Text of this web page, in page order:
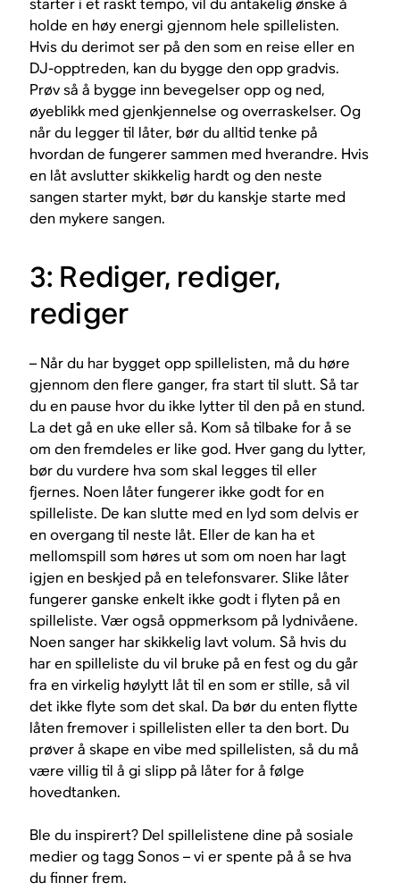
holde en høy energi gjennom hele spillelisten.
Hvis du derimot ser på den som en reise eller en
DJ-opptreden, kan du bygge den opp gradvis.
Prøv så å bygge inn bevegelser opp og ned,
øyeblikk med gjenkjennelse og overraskelser. Og
når du legger til låter, bør du alltid tenke på
hvordan de fungerer sammen med hverandre. Hvis
en låt avslutter skikkelig hardt og den neste
sangen starter mykt, bør du kanskje starte med
den mykere sangen.
3: Rediger, rediger,
rediger
– Når du har bygget opp spillelisten, må du høre
gjennom den flere ganger, fra start til slutt. Så tar
du en pause hvor du ikke lytter til den på en stund.
La det gå en uke eller så. Kom så tilbake for å se
om den fremdeles er like god. Hver gang du lytter,
bør du vurdere hva som skal legges til eller
fjernes. Noen låter fungerer ikke godt for en
spilleliste. De kan slutte med en lyd som delvis er
en overgang til neste låt. Eller de kan ha et
mellomspill som høres ut som om noen har lagt
igjen en beskjed på en telefonsvarer. Slike låter
fungerer ganske enkelt ikke godt i flyten på en
spilleliste. Vær også oppmerksom på lydnivåene.
Noen sanger har skikkelig lavt volum. Så hvis du
har en spilleliste du vil bruke på en fest og du går
fra en virkelig høylytt låt til en som er stille, så vil
det ikke flyte som det skal. Da bør du enten flytte
låten fremover i spillelisten eller ta den bort. Du
prøver å skape en vibe med spillelisten, så du må
være villig til å gi slipp på låter for å følge
hovedtanken.
Ble du inspirert? Del spillelistene dine på sosiale
medier og tagg Sonos – vi er spente på å se hva
du finner frem.